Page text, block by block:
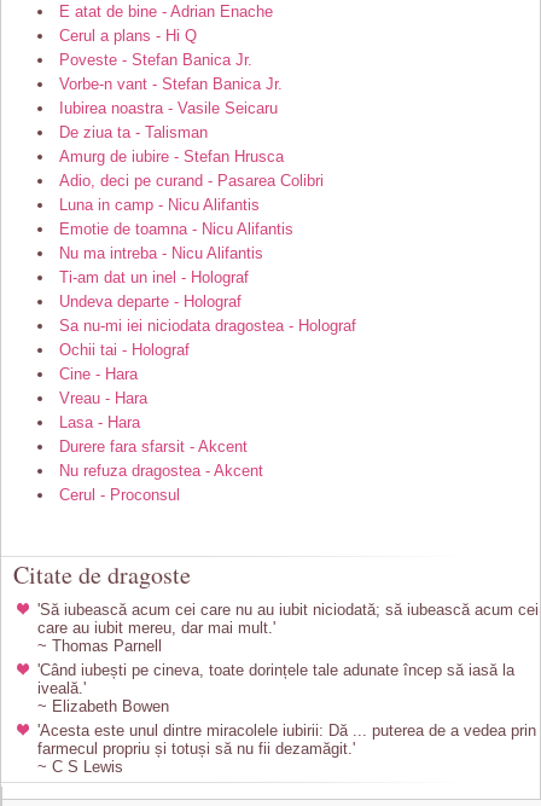
E atat de bine - Adrian Enache
Cerul a plans - Hi Q
Poveste - Stefan Banica Jr.
Vorbe-n vant - Stefan Banica Jr.
Iubirea noastra - Vasile Seicaru
De ziua ta - Talisman
Amurg de iubire - Stefan Hrusca
Adio, deci pe curand - Pasarea Colibri
Luna in camp - Nicu Alifantis
Emotie de toamna - Nicu Alifantis
Nu ma intreba - Nicu Alifantis
Ti-am dat un inel - Holograf
Undeva departe - Holograf
Sa nu-mi iei niciodata dragostea - Holograf
Ochii tai - Holograf
Cine - Hara
Vreau - Hara
Lasa - Hara
Durere fara sfarsit - Akcent
Nu refuza dragostea - Akcent
Cerul - Proconsul
Citate de dragoste
'Să iubească acum cei care nu au iubit niciodată; să iubească acum cei
care au iubit mereu, dar mai mult.'
~ Thomas Parnell
'Când iubești pe cineva, toate dorințele tale adunate încep să iasă la
iveală.'
~ Elizabeth Bowen
'Acesta este unul dintre miracolele iubirii: Dă ... puterea de a vedea prin
farmecul propriu și totuși să nu fii dezamăgit.'
~ C S Lewis